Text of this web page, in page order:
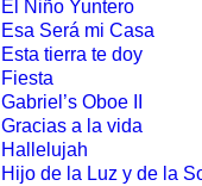
El Niño Yuntero
Esa Será mi Casa
Esta tierra te doy
Fiesta
Gabriel’s Oboe II
Gracias a la vida
Hallelujah
Hijo de la Luz y de la